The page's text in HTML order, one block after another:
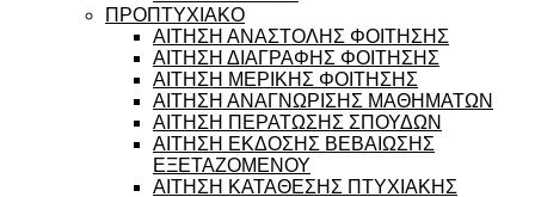
ΠΡΟΠΤΥΧΙΑΚΟ
ΑΙΤΗΣΗ ΑΝΑΣΤΟΛΗΣ ΦΟΙΤΗΣΗΣ
ΑΙΤΗΣΗ ΔΙΑΓΡΑΦΗΣ ΦΟΙΤΗΣΗΣ
ΑΙΤΗΣΗ ΜΕΡΙΚΗΣ ΦΟΙΤΗΣΗΣ
ΑΙΤΗΣΗ ΑΝΑΓΝΩΡΙΣΗΣ ΜΑΘΗΜΑΤΩΝ
ΑΙΤΗΣΗ ΠΕΡΑΤΩΣΗΣ ΣΠΟΥΔΩΝ
ΑΙΤΗΣΗ ΕΚΔΟΣΗΣ ΒΕΒΑΙΩΣΗΣ
ΕΞΕΤΑΖΟΜΕΝΟΥ
ΑΙΤΗΣΗ ΚΑΤΑΘΕΣΗΣ ΠΤΥΧΙΑΚΗΣ